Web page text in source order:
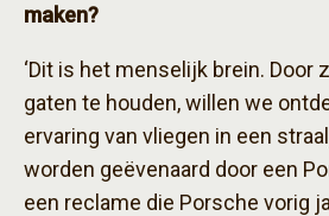
maken?
‘Dit is het menselijk brein. Door
gaten te houden, willen we
ervaring van vliegen in een
worden geëvenaard door een
een reclame die Porsche vorig